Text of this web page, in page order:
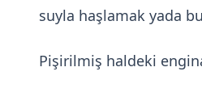
suyla haşlamak yada
Pişirilmiş haldeki